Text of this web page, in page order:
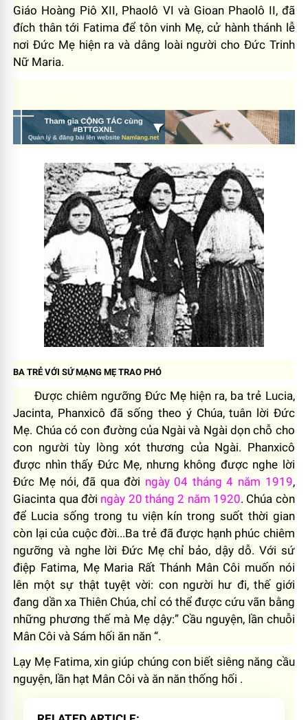
Giáo Hoàng Piô XII, Phaolô VI và Gioan Phaolô II, đã
đích thân tới Fatima để tôn vinh Mẹ, cử hành thánh lễ
nơi Đức Mẹ hiện ra và dâng loài người cho Đức Trinh
Nữ Maria.
BA TRẺ VỚI SỨ MẠNG MẸ TRAO PHÓ
Được chiêm ngưỡng Đức Mẹ hiện ra, ba trẻ Lucia,
Jacinta, Phanxicô đã sống theo ý Chúa, tuân lời Đức
Mẹ. Chúa có con đường của Ngài và Ngài dọn chỗ cho
con người tùy lòng xót thương của Ngài. Phanxicô
được nhìn thấy Đức Mẹ, nhưng không được nghe lời
Đức Mẹ nói, đã qua đời ngày 04 tháng 4 năm 1919,
Giacinta qua đời ngày 20 tháng 2 năm 1920. Chúa còn
để Lucia sống trong tu viện kín trong suốt thời gian
còn lại của cuộc đời...Ba trẻ đã được hạnh phúc chiêm
ngưỡng và nghe lời Đức Mẹ chỉ bảo, dậy dỗ. Với sứ
điệp Fatima, Mẹ Maria Rất Thánh Mân Côi muốn nói
lên một sự thật tuyệt vời: con người hư đi, thế giới
đang dần xa Thiên Chúa, chỉ có thể được cứu vãn bằng
những phương thế mà Mẹ dậy:” Cầu nguyện, lần chuỗi
Mân Côi và Sám hối ăn năn “.
Lạy Mẹ Fatima, xin giúp chúng con biết siêng năng cầu
nguyện, lần hạt Mân Côi và ăn năn thống hối .